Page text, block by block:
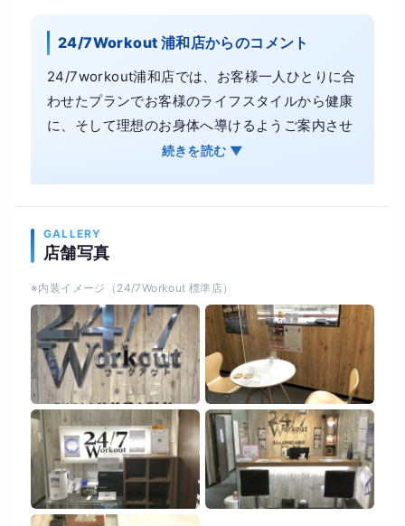
24/7Workout 浦和店からのコメント
24/7workout浦和店では、お客様一人ひとりに合
わせたプランでお客様のライフスタイルから健康
に、そして理想のお身体へ導けるようご案内させ
て頂いております。 カウンセリングにいらっしゃ
ど、全然効果がなかった」「自己流のダイエット
果を出したくて頑張ったのに、成果が得られない
のは悔しいですよね。そんな経験があると、何が
正しいのかも分からなくなってしまうと思いま
す。 当ジムでは、お客様に合ったお身体の変え方
をご提案いたします。正しい運動とお食事の知識
がお身体を最短で変化させていくためには必要で
す。しかし、それを完璧に真似するのは大変です
よね。そこで我々が、正しい知識をお客様に合わ
せた運動と食事習慣に調整させて頂きます。ダイ
エットをするだけでなく、ライフスタイルをまる
続きを読む ▼
GALLERY
店舗写真
※内装イメージ（24/7Workout 標準店）